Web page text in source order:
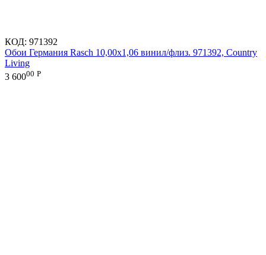
КОД: 971392
Обои Германия Rasch 10,00x1,06 винил/флиз. 971392, Country
Living
3 60000 Р